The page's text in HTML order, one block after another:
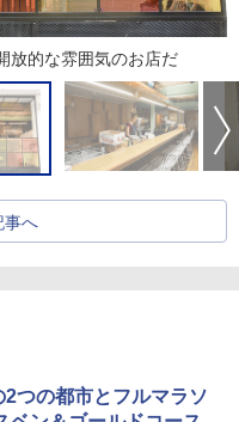
放的な雰囲気のお店だ
事へ
つの都市とフルマラソ